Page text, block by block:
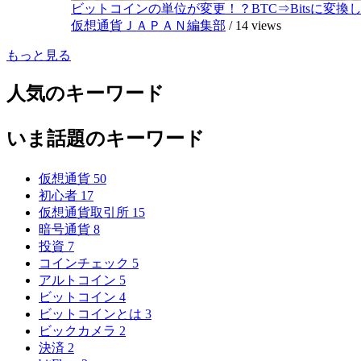
ビットコインの単位が変更！？BTC⇒Bitsに変換し
仮想通貨ＪＡＰＡＮ編集部 / 14 views
もっと見る
人気のキーワード
いま話題のキーワード
仮想通貨 50
初心者 17
仮想通貨取引所 15
暗号通貨 8
投資 7
コインチェック 5
アルトコイン 5
ビットコイン 4
ビットコインとは 3
ビックカメラ 2
決済 2